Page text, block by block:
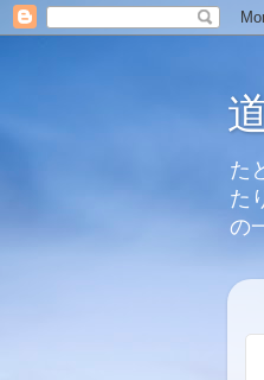
た
た
の